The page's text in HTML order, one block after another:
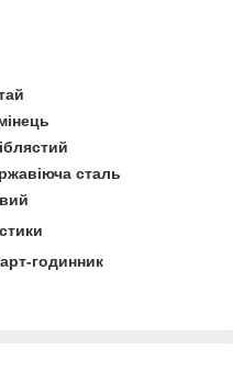
сталь
годинник